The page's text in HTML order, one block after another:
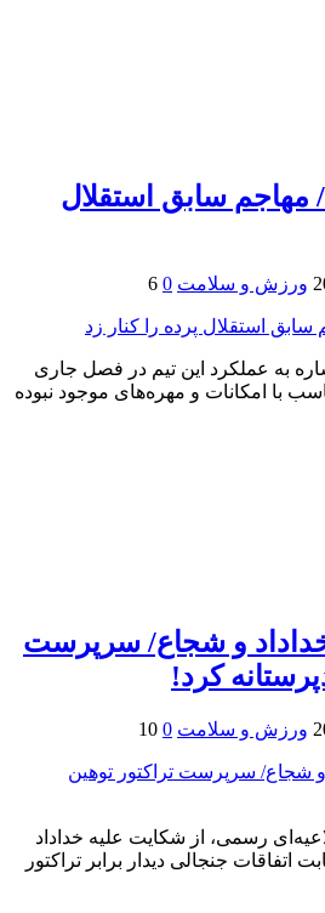
مهاجم سابق استقلال
ورزش و سلامت 0
6
به عملکرد این تیم در فصل جاری
با امکانات و مهره‌های موجود نبوده
خداداد و شجاع/ سرپرست
کرد!
ورزش و سلامت 0
10
رسمی، از شکایت علیه خداداد
اتفاقات جنجالی دیدار برابر تراکتور